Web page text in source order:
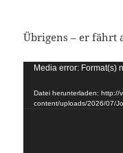
Übrigens – er fährt
Video-
Media error: Format(s)
Datei herunterladen: http://
content/uploads/2026/07/